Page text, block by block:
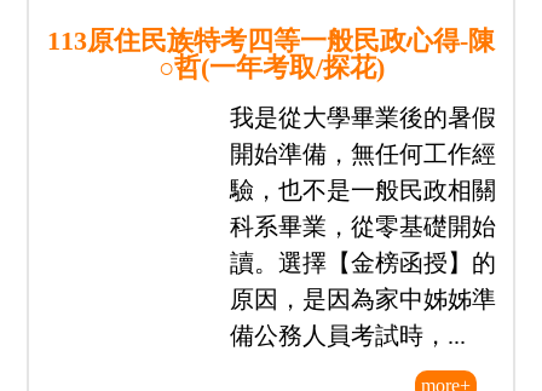
國，回國後的工作其實也
都做不久，就思考著有什
麼工作能帶來生活穩定及
良好的福利待遇，身邊朋
友都說可以試試考公務
員，於是開始著手準備...
113原住民族特考四等一般民政心得-陳
○哲(一年考取/探花)
我是從大學畢業後的暑假